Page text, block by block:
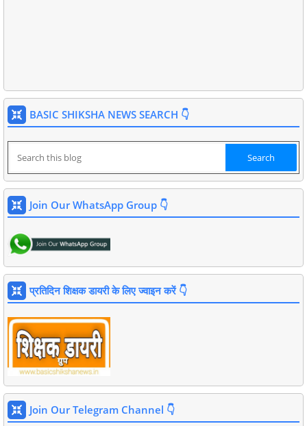
BASIC SHIKSHA NEWS SEARCH 👇
Join Our WhatsApp Group 👇
प्रतिदिन शिक्षक डायरी के लिए ज्वाइन करें 👇
Join Our Telegram Channel 👇